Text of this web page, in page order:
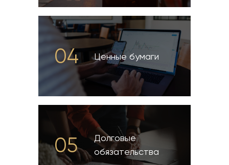
Ценные бумаги
04
Долговые
обязательства
05